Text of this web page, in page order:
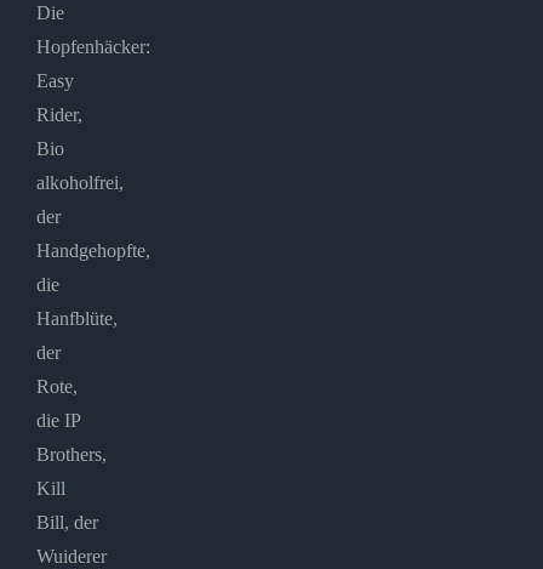
Die
Hopfenhäcker:
Easy
Rider,
Bio
alkoholfrei,
der
Handgehopfte,
die
Hanfblüte,
der
Rote,
die IP
Brothers,
Kill
Bill, der
Wuiderer